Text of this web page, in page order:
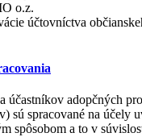
o.z.
účtovníctva
účastníkov adopčných
sú spracované na účely
spôsobom a to v